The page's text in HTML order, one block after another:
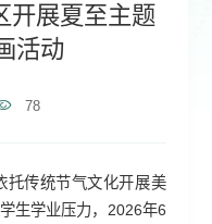
开展夏至主题
活动
78
托传统节气文化开展美
生学业压力，2026年6